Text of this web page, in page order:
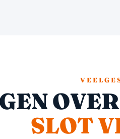
SLOT